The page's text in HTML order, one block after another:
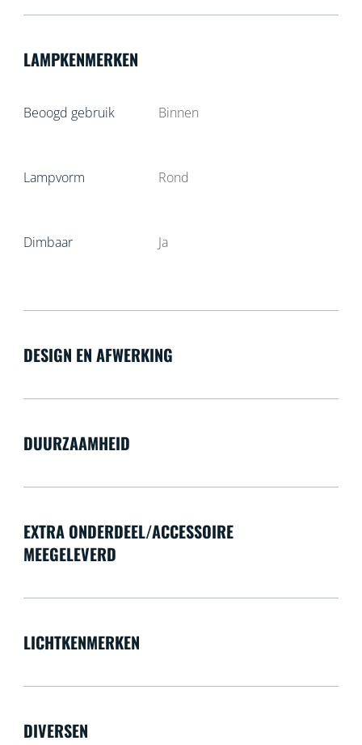
LAMPKENMERKEN
Beoogd gebruik Binnen
Lampvorm Rond
Dimbaar Ja
DESIGN EN AFWERKING
DUURZAAMHEID
EXTRA ONDERDEEL/ACCESSOIRE
MEEGELEVERD
LICHTKENMERKEN
DIVERSEN